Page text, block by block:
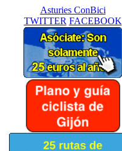
Asturies ConBici
TWITTER FACEBOOK